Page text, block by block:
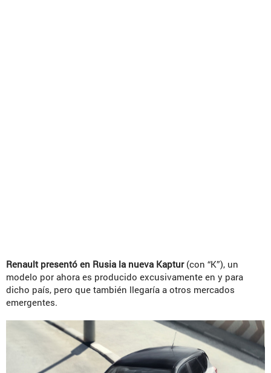
Renault presentó en Rusia la nueva Kaptur (con “K”), un
modelo por ahora es producido excusivamente en y para
dicho país, pero que también llegaría a otros mercados
emergentes.